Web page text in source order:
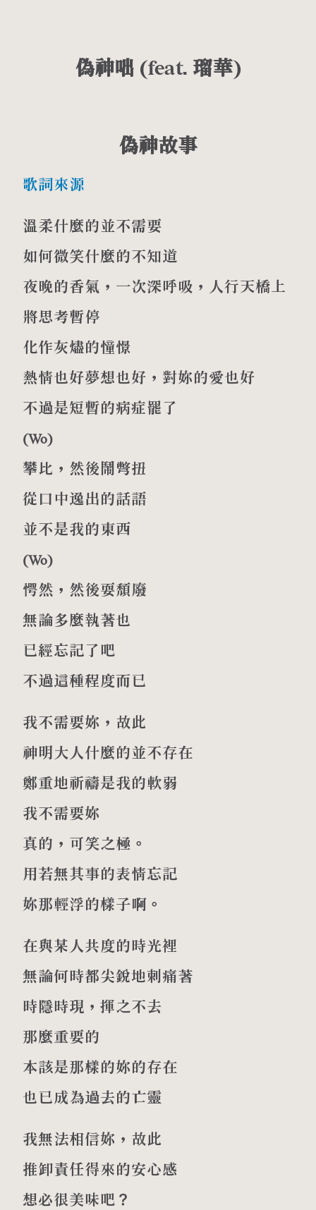
偽神咄 (feat. 瑠華)
偽神故事
歌詞來源
溫柔什麼的並不需要
如何微笑什麼的不知道
夜晚的香氣，一次深呼吸，人行天橋上
將思考暫停
化作灰燼的憧憬
熱情也好夢想也好，對妳的愛也好
不過是短暫的病症罷了
(Wo)
攀比，然後鬧彆扭
從口中逸出的話語
並不是我的東西
(Wo)
愕然，然後耍頹廢
無論多麼執著也
已經忘記了吧
不過這種程度而已
我不需要妳，故此
神明大人什麼的並不存在
鄭重地祈禱是我的軟弱
我不需要妳
真的，可笑之極。
用若無其事的表情忘記
妳那輕浮的樣子啊。
在與某人共度的時光裡
無論何時都尖銳地刺痛著
時隱時現，揮之不去
那麼重要的
本該是那樣的妳的存在
也已成為過去的亡靈
我無法相信妳，故此
推卸責任得來的安心感
想必很美味吧？